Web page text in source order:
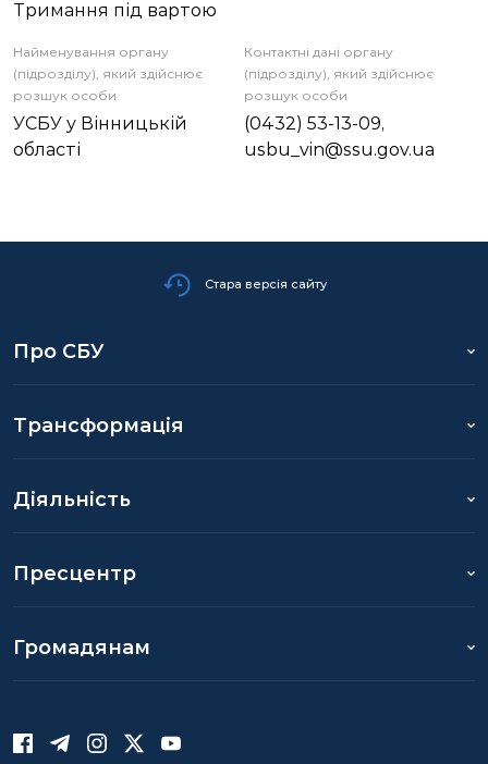
Тримання під вартою
Найменування органу
(підрозділу), який здійснює
розшук особи
УСБУ у Вінницькій
області
Контактні дані органу
(підрозділу), який здійснює
розшук особи
(0432) 53-13-09,
usbu_vin@ssu.gov.ua
Стара версія сайту
Про СБУ
Трансформація
Діяльність
Пресцентр
Громадянам